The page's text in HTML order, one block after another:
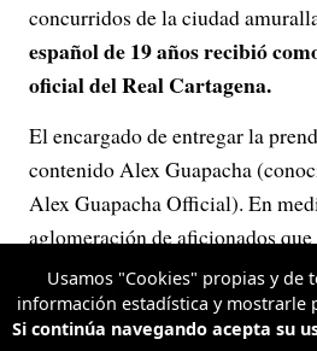
concurridos de la ciudad
español de 19 años recibió
oficial del Real Cartagena.
El encargado de entregar la
contenido Alex Guapacha
Alex Guapacha Official). En
aglomeración de aficionados
al jugador para obtener una
Guapacha logró entregarle la
auriverde.
Usamos "Cookies" propias y de
información estadística y mostrarle
Si continúa navegando acepta su